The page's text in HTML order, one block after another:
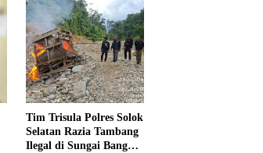
Tim Trisula Polres Solok
Selatan Razia Tambang
Ilegal di Sungai Bangko,